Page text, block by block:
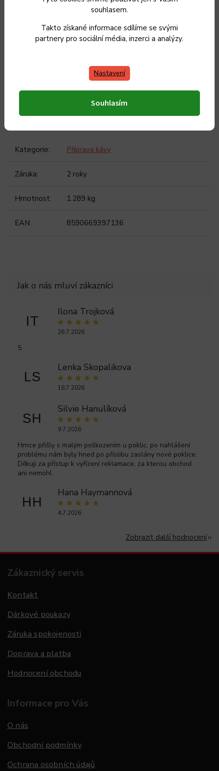
souhlasem.
Takto získané informace sdílíme se svými
partnery pro sociální média, inzerci a analýzy.
Nastavení
Souhlasím
Zásobník na mletou kávu : 50 g
Materiál těla mlýnku : Plast
Barva : Černá
Doplňkové parametry
Kategorie: Příprava kávy
Záruka: 2 roky
Hmotnost: 1.289 kg
EAN: 8590669397136
IT
Ilona Trojková
26.7.2026
5
LS
Lenka Skopalikova
18.7.2026
SH
Silvie Hanulíková
9.7.2026
Hrnce přišly s malým poškozením u poklic, po nahlášení
problému nám byly hned po příslibu zaslány nové poklice.
Děkuji za přístup k vyřízení reklamace, za kterou obchod
ani nemohl.
HH
Hana Haymannová
4.7.2026
Zobrazit další hodnocení
Zákaznický servis
Kontakt
Dárkové poukazy
Záruka spokojenosti
Doprava a platba
Hodnocení obchodu
Informace pro Vás
O nás
Obchodní podmínky
Ochrana osobních údajů